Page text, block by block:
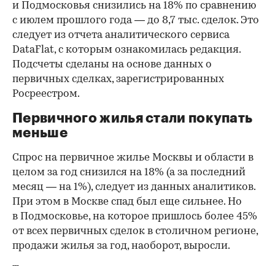
и Подмосковья снизились на 18% по сравнению
с июлем прошлого года — до 8,7 тыс. сделок. Это
следует из отчета аналитического сервиса
DataFlat, с которым ознакомилась редакция.
Подсчеты сделаны на основе данных о
первичных сделках, зарегистрированных
Росреестром.
Первичного жилья стали покупать
меньше
Спрос на первичное жилье Москвы и области в
целом за год снизился на 18% (а за последний
месяц — на 1%), следует из данных аналитиков.
При этом в Москве спад был еще сильнее. Но
в Подмосковье, на которое пришлось более 45%
от всех первичных сделок в столичном регионе,
продажи жилья за год, наоборот, выросли.